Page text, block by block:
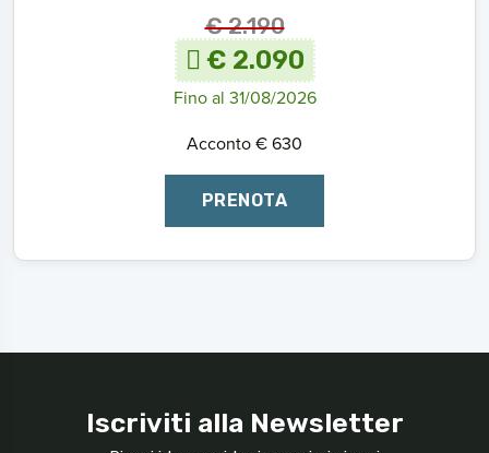
€ 2.190
€ 2.090
Fino al 31/08/2026
Acconto € 630
PRENOTA
Iscriviti alla Newsletter